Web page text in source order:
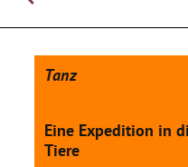
Tanz
Eine Expedition in
Tiere